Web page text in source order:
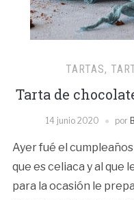
TARTAS,
Tarta de
14 junio 2020 por
Ayer fué el
que es celiaca y al que
para la ocasión le